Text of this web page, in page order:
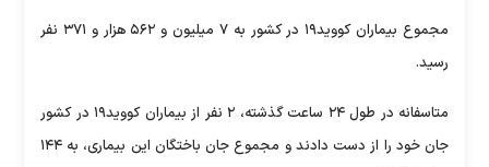
مجموع بیماران کووید۱۹ در کشور به ۷ میلیون و ۵۶۲ هزار و ۳۷۱ نفر
رسید.
متاسفانه در طول ۲۴ ساعت گذشته، ۲ نفر از بیماران کووید۱۹ در کشور
جان خود را از دست دادند و مجموع جان باختگان این بیماری، به ۱۴۴